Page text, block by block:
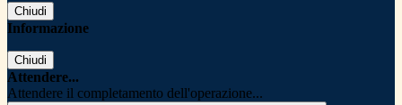
Chiudi
Informazione
Chiudi
Attendere...
Attendere il completamento dell'operazione...